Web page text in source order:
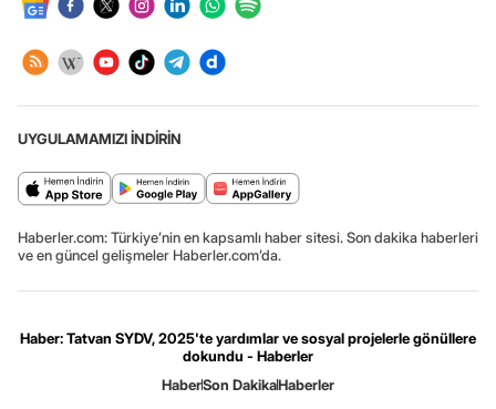
UYGULAMAMIZI İNDİRİN
Haberler.com: Türkiye’nin en kapsamlı haber sitesi. Son dakika haberleri
ve en güncel gelişmeler Haberler.com’da.
Haber: Tatvan SYDV, 2025'te yardımlar ve sosyal projelerle gönüllere
dokundu - Haberler
HaberSon DakikaHaberler